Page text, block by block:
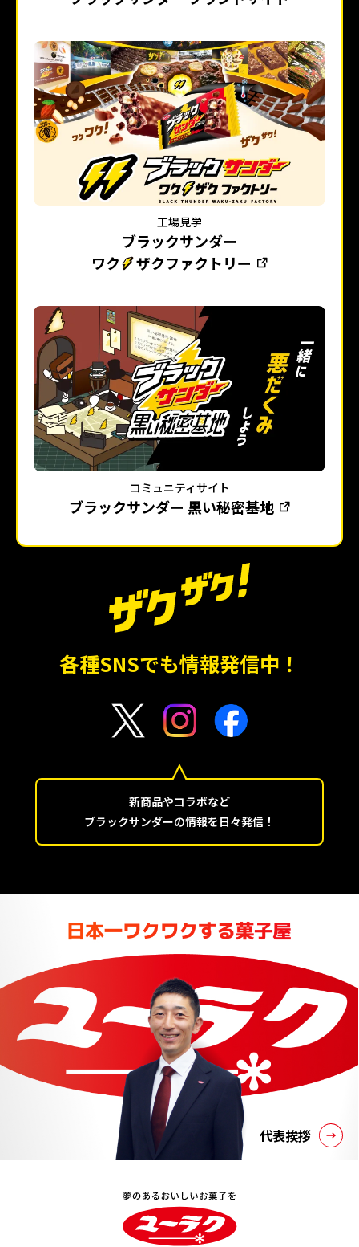
工場見学
ブラックサンダー
ワク
ザクファクトリー
コミュニティサイト
ブラックサンダー 黒い秘密基地
各種SNSでも情報発信中！
新商品やコラボなど
ブラックサンダーの情報を日々発信！
代表挨拶